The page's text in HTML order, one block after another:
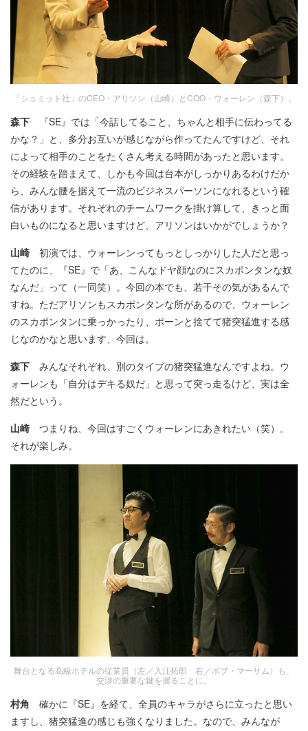
「シュミット社」のCEO・アリソン（山崎）とCOO・ウォーレン（森下）。
森下 『SE』では「今話してること、ちゃんと相手に伝わってる
かな？」と、多分お互いが感じながら作ってたんですけど、それ
によって相手のことをたくさん考える時間があったと思います。
その経験を踏まえて、しかも今回は台本がしっかりあるわけだか
ら、みんな腰を据えて一流のビジネスパーソンになれるという確
信があります。それぞれのチームワークを掛け算して、きっと面
白いものになると思いますけど、アリソンはいかがでしょうか？
山崎 初演では、ウォーレンってもっとしっかりした人だと思っ
てたのに、『SE』で「あ、こんなドヤ顔なのにスカポンタンな奴
なんだ」って（一同笑）。今回の本でも、若干その気があるんで
すね。ただアリソンもスカポンタンな所があるので、ウォーレン
のスカポンタンに乗っかったり、ポーンと捨てて猪突猛進する感
じなのかなと思います、今回は。
森下 みんなそれぞれ、別のタイプの猪突猛進なんですよね。ウ
ォーレンも「自分はデキる奴だ」と思って突っ走るけど、実は全
然だという。
山崎 つまりね、今回はすごくウォーレンにあきれたい（笑）。
それが楽しみ。
舞台となる高級ホテルの従業員（左／入江拓郎 右／ボブ・マーサム）も、
交渉の重要な鍵を握ることに。
村角 確かに『SE』を経て、全員のキャラがさらに立ったと思い
ますし、猪突猛進の感じも強くなりました。なので、みんなが